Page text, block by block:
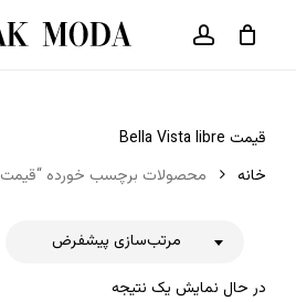
حساب کاربری
سبد خرید
قیمت Bella Vista libre
خانه
محصولات برچسب خورده “قیمت Bella Vista libre”
در حال نمایش یک نتیجه
مرتب‌سازی پیشفرض
بستن